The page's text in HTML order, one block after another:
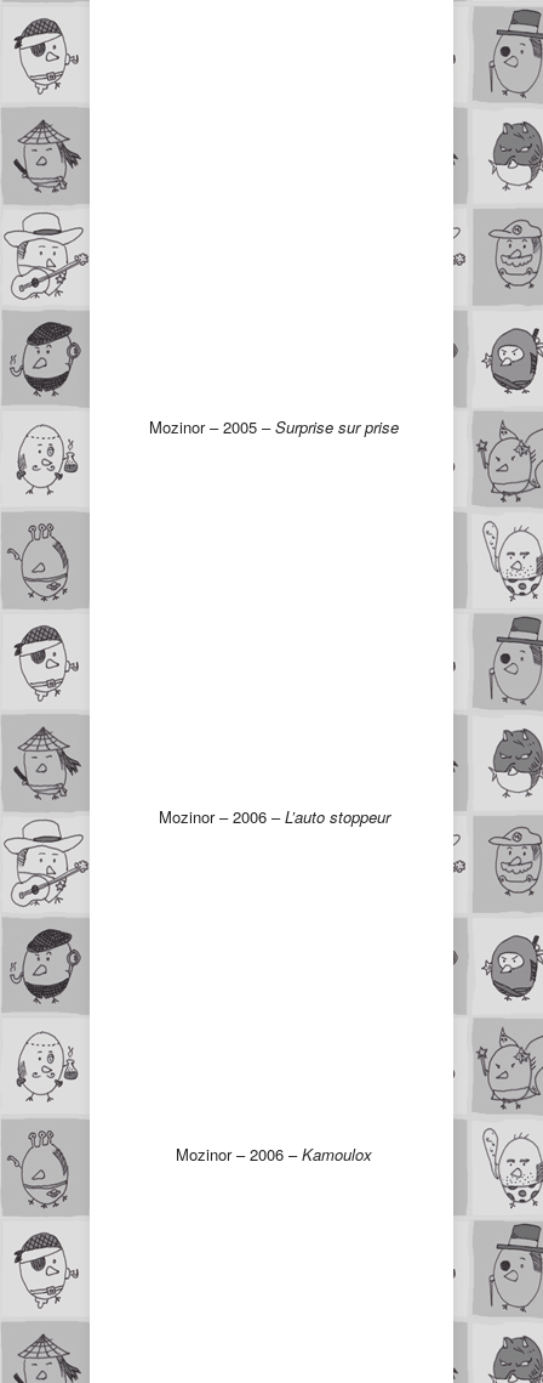
Mozinor – 2005 –Surprise sur prise
Mozinor – 2006 –L’auto stoppeur
Mozinor – 2006 –Kamoulox